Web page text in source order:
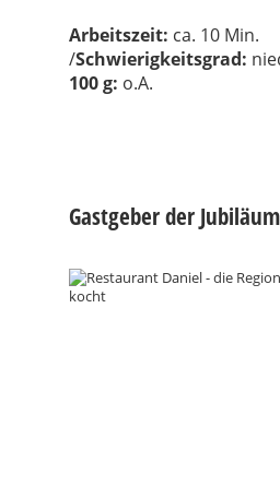
Arbeitszeit: ca. 10 Min.
/Schwierigkeitsgrad:
100 g: o.A.
Gastgeber der